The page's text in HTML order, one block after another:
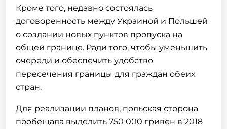
Кроме того, недавно состоялась
договоренность между Украиной и Польшей
о создании новых пунктов пропуска на
общей границе. Ради того, чтобы уменьшить
очереди и обеспечить удобство
пересечения границы для граждан обеих
стран.
Для реализации планов, польская сторона
пообещала выделить 750 000 гривен в 2018